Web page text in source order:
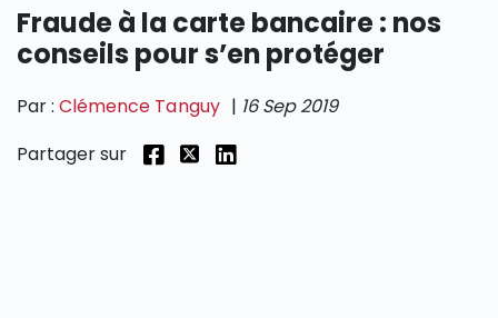
Fraude à la carte bancaire : nos
conseils pour s’en protéger
Par :Clémence Tanguy | 16 Sep 2019
Partager sur